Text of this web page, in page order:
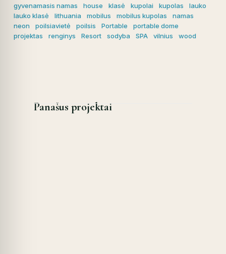
gyvenamasis namas
house klasė kupolai kupolas
lauko
lauko klasė
lithuania mobilus mobilus kupolas
namas
neon
poilsiavietė poilsis Portable
portable dome
projektas
renginys Resort sodyba SPA vilnius wood
Panašus projektai